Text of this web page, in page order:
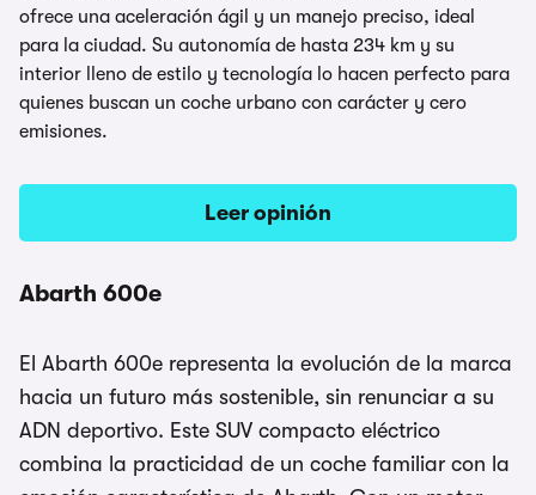
ofrece una aceleración ágil y un manejo preciso, ideal
para la ciudad. Su autonomía de hasta 234 km y su
interior lleno de estilo y tecnología lo hacen perfecto para
quienes buscan un coche urbano con carácter y cero
emisiones.
Leer opinión
Abarth 600e
El Abarth 600e representa la evolución de la marca
hacia un futuro más sostenible, sin renunciar a su
ADN deportivo. Este SUV compacto eléctrico
combina la practicidad de un coche familiar con la